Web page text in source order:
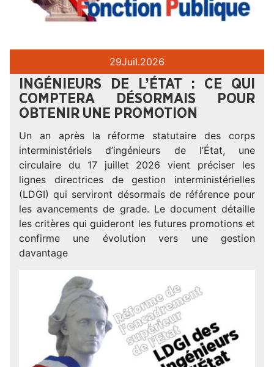
29Juil.2026
INGÉNIEURS DE L’ÉTAT : CE QUI
COMPTERA DÉSORMAIS POUR
OBTENIR UNE PROMOTION
Un an après la réforme statutaire des corps
interministériels d’ingénieurs de l’État, une
circulaire du 17 juillet 2026 vient préciser les
lignes directrices de gestion interministérielles
(LDGI) qui serviront désormais de référence pour
les avancements de grade. Le document détaille
les critères qui guideront les futures promotions et
confirme une évolution vers une gestion
davantage